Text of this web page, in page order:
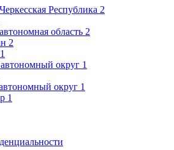
Республика 2
область 2
2
1
округ 1
округ 1
1